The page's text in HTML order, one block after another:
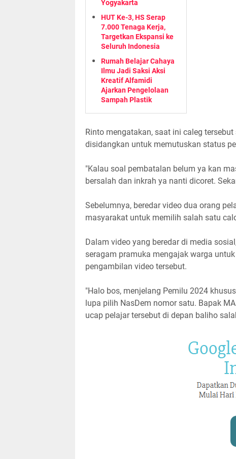
Yogyakarta
HUT Ke-3, HS Serap
7.000 Tenaga Kerja,
Targetkan Ekspansi ke
Seluruh Indonesia
Rumah Belajar Cahaya
Ilmu Jadi Saksi Aksi
Kreatif Alfamidi
Ajarkan Pengelolaan
Sampah Plastik
Rinto mengatakan, saat ini caleg
disidangkan untuk memutuskan status
"Kalau soal pembatalan belum ya kan
bersalah dan inkrah ya nanti dicoret.
Sebelumnya, beredar video dua orang
masyarakat untuk memilih salah satu
Dalam video yang beredar di media
seragam pramuka mengajak warga
pengambilan video tersebut.
"Halo bos, menjelang Pemilu 2024
lupa pilih NasDem nomor satu. Bapak
ucap pelajar tersebut di depan baliho